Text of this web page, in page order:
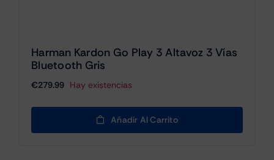
Harman Kardon Go Play 3 Altavoz 3 Vías
Bluetooth Gris
€279.99 Hay existencias
Añadir Al Carrito